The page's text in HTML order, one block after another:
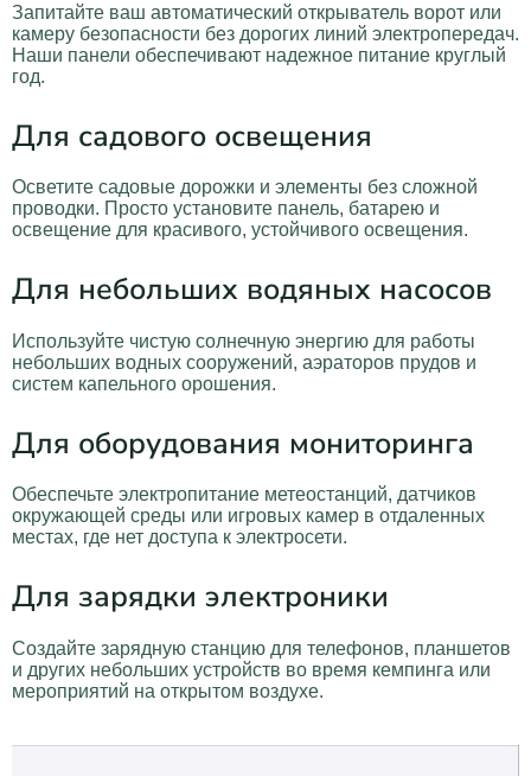
Запитайте ваш автоматический открыватель ворот или
камеру безопасности без дорогих линий электропередач.
Наши панели обеспечивают надежное питание круглый
год.
Для садового освещения
Осветите садовые дорожки и элементы без сложной
проводки. Просто установите панель, батарею и
освещение для красивого, устойчивого освещения.
Для небольших водяных насосов
Используйте чистую солнечную энергию для работы
небольших водных сооружений, аэраторов прудов и
систем капельного орошения.
Для оборудования мониторинга
Обеспечьте электропитание метеостанций, датчиков
окружающей среды или игровых камер в отдаленных
местах, где нет доступа к электросети.
Для зарядки электроники
Создайте зарядную станцию для телефонов, планшетов
и других небольших устройств во время кемпинга или
мероприятий на открытом воздухе.